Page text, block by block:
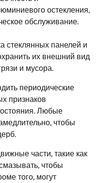
остекления,
обслуживание.
стеклянных панелей и
их внешний вид
и мусора.
периодические
признаков
Любые
чтобы
части, такие как
чтобы
того, могут